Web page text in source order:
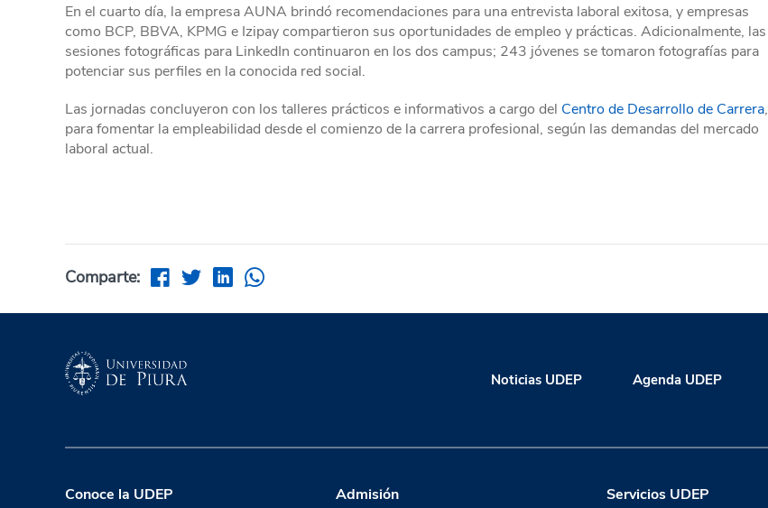
En el cuarto día, la empresa AUNA brindó recomendaciones para una entrevista laboral exitosa, y empresas
como BCP, BBVA, KPMG e Izipay compartieron sus oportunidades de empleo y prácticas. Adicionalmente, las
sesiones fotográficas para LinkedIn continuaron en los dos campus; 243 jóvenes se tomaron fotografías para
potenciar sus perfiles en la conocida red social.
Las jornadas concluyeron con los talleres prácticos e informativos a cargo del Centro de Desarrollo de Carrera,
para fomentar la empleabilidad desde el comienzo de la carrera profesional, según las demandas del mercado
laboral actual.
Comparte:
Noticias UDEP Agenda UDEP
Conoce la UDEP Admisión Servicios UDEP